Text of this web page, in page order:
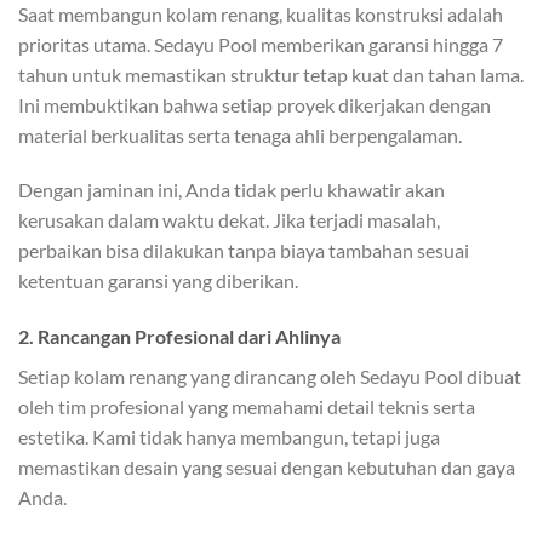
Saat membangun kolam renang, kualitas konstruksi adalah
prioritas utama. Sedayu Pool memberikan garansi hingga 7
tahun untuk memastikan struktur tetap kuat dan tahan lama.
Ini membuktikan bahwa setiap proyek dikerjakan dengan
material berkualitas serta tenaga ahli berpengalaman.
Dengan jaminan ini, Anda tidak perlu khawatir akan
kerusakan dalam waktu dekat. Jika terjadi masalah,
perbaikan bisa dilakukan tanpa biaya tambahan sesuai
ketentuan garansi yang diberikan.
2. Rancangan Profesional dari Ahlinya
Setiap kolam renang yang dirancang oleh Sedayu Pool dibuat
oleh tim profesional yang memahami detail teknis serta
estetika. Kami tidak hanya membangun, tetapi juga
memastikan desain yang sesuai dengan kebutuhan dan gaya
Anda.